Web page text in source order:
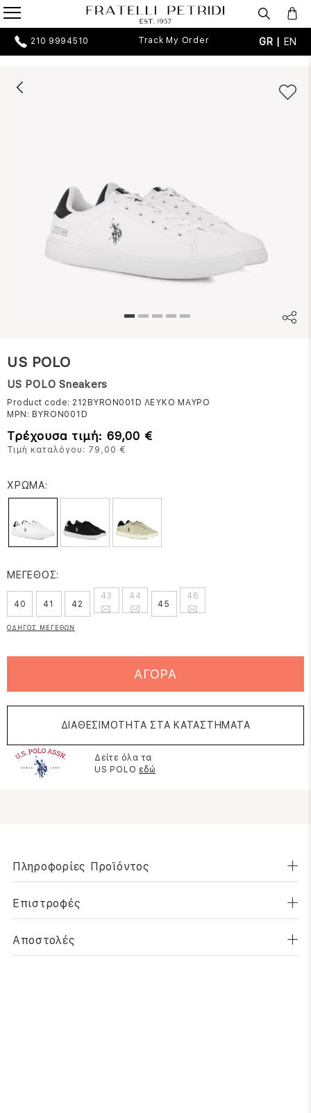
210 9994510 Track My Order GR | EN
US POLO
US POLO Sneakers
Product code: 212BYRON001D ΛΕΥΚΟ ΜΑΥΡΟ
MPN: BYRON001D
Τρέχουσα τιμή: 69,00 €
Τιμή καταλόγου: 79,00 €
ΧΡΩΜΑ:
ΜΕΓΕΘΟΣ:
40 41 42
43
44
45
46
ΟΔΗΓΟΣ ΜΕΓΕΘΩΝ
ΑΓΟΡΑ
ΔΙΑΘΕΣΙΜΟΤΗΤΑ ΣΤΑ ΚΑΤΑΣΤΗΜΑΤΑ
Δείτε όλα τα
US POLO εδώ
Πληροφορίες Προϊόντος
Επιστροφές
Αποστολές